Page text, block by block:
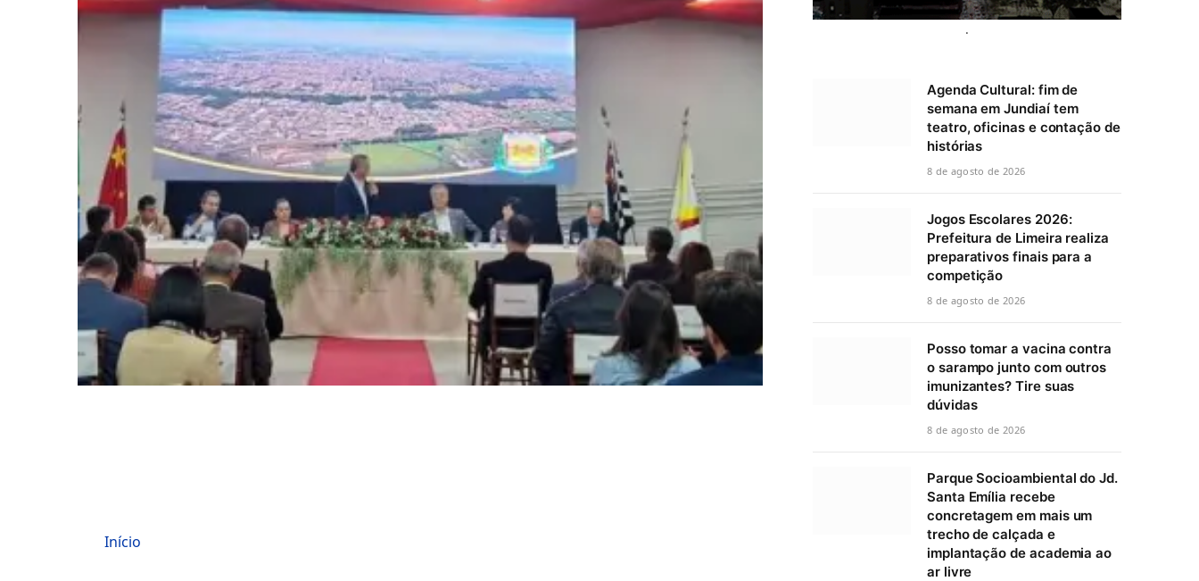
Início
.
Agenda Cultural: fim de
semana em Jundiaí tem
teatro, oficinas e contação de
histórias
8 de agosto de 2026
Jogos Escolares 2026:
Prefeitura de Limeira realiza
preparativos finais para a
competição
8 de agosto de 2026
Posso tomar a vacina contra
o sarampo junto com outros
imunizantes? Tire suas
dúvidas
8 de agosto de 2026
Parque Socioambiental do Jd.
Santa Emília recebe
concretagem em mais um
trecho de calçada e
implantação de academia ao
ar livre